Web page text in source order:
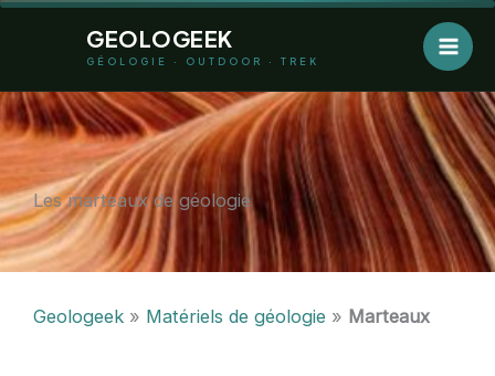
GEOLOGEEK
GÉOLOGIE · OUTDOOR · TREK
Les marteaux de géologie
Geologeek » Matériels de géologie » Marteaux